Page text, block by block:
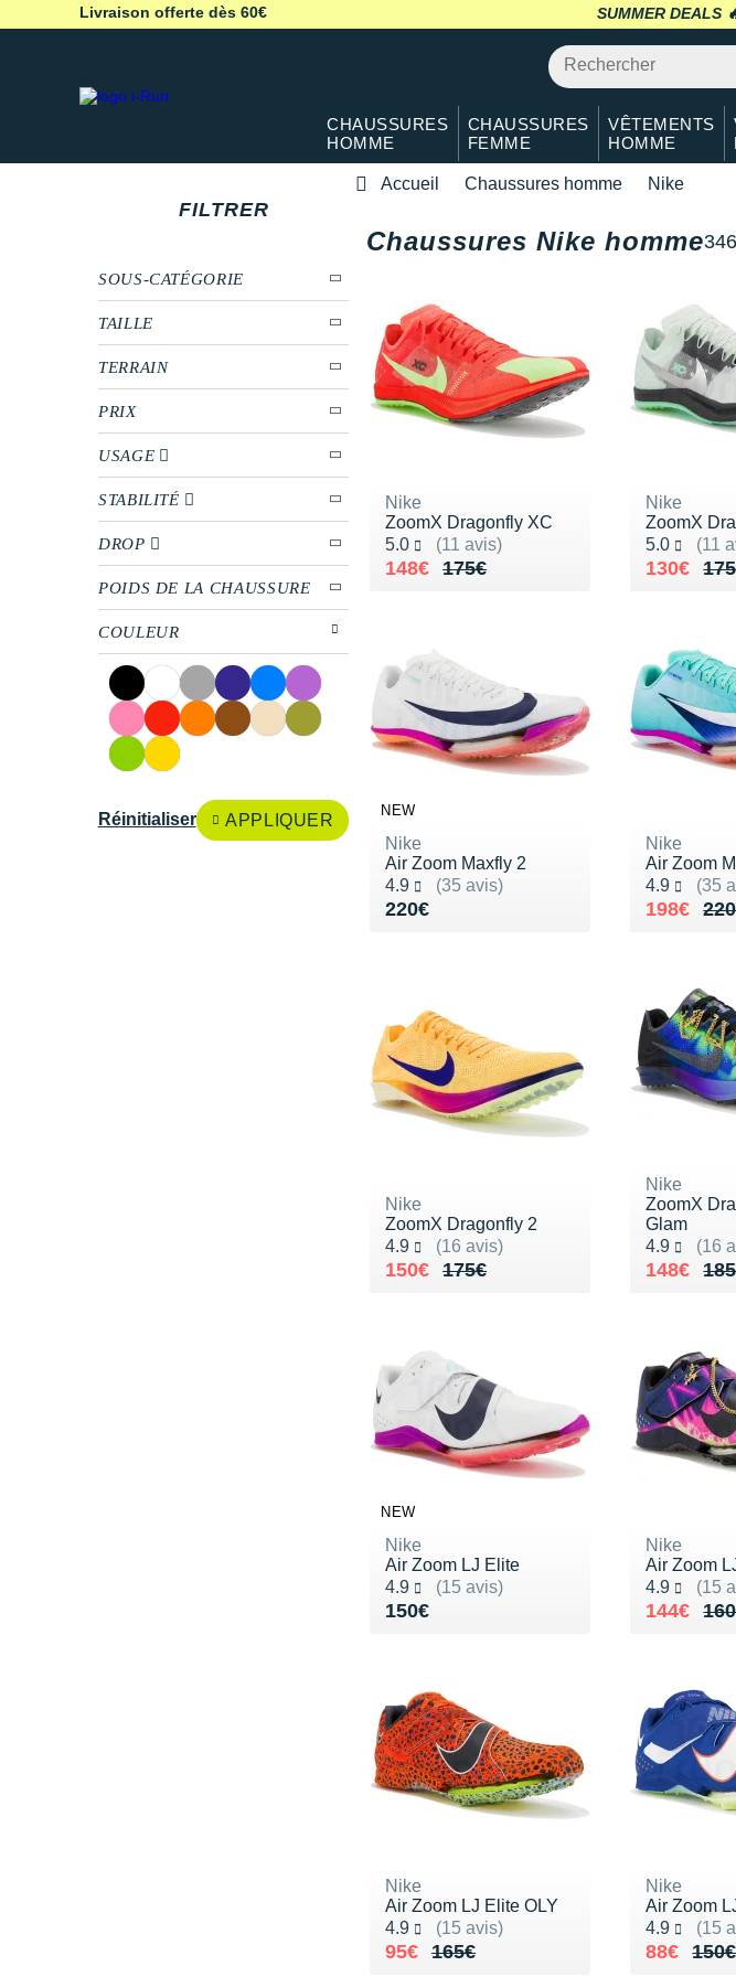
Livraison offerte dès 60€ SUMMER DEALS
CHAUSSURES
HOMME
CHAUSSURES
FEMME
VÊTEMENTS
HOMME
Accueil Chaussures homme Nike
FILTRER
SOUS-CATÉGORIE
TAILLE
TERRAIN
PRIX
USAGE
STABILITÉ
DROP
POIDS DE LA CHAUSSURE
COULEUR
Réinitialiser APPLIQUER
Chaussures Nike homme
Nike
ZoomX Dragonfly XC
5.0
(11 avis)
Noté 5.0 sur 5
175€
Au lieu de 175€
148€
Vendu 148€
Nike
ZoomX
5.0
(11
Noté 5.0
Au lieu de
130€
Vendu
NEW
Nike
Air Zoom Maxfly 2
4.9
(35 avis)
Noté 4.9 sur 5
220€
Vendu 220€
Nike
Air Zoom
4.9
(35
Noté 4.9
Au lieu de
198€
Vendu
Nike
ZoomX Dragonfly 2
4.9
(16 avis)
Noté 4.9 sur 5
175€
Au lieu de 175€
150€
Vendu 150€
Nike
ZoomX
Glam
4.9
(16
Noté 4.9
Au lieu de
148€
Vendu
NEW
Nike
Air Zoom LJ Elite
4.9
(15 avis)
Noté 4.9 sur 5
150€
Vendu 150€
Nike
Air Zoom
4.9
(15
Noté 4.9
Au lieu de
144€
Vendu
Nike
Air Zoom LJ Elite OLY
4.9
(15 avis)
Noté 4.9 sur 5
165€
Au lieu de 165€
95€
Vendu 95€
Nike
Air Zoom
4.9
(15
Noté 4.9
150€
Au lieu de
88€
Vendu 88€